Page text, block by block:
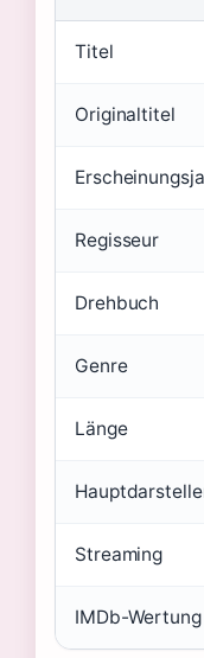
Titel
Originaltitel
Regisseur
Drehbuch
Genre
Länge
Streaming
IMDb-Wertung